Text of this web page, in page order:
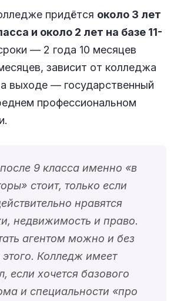
придётся около 3 лет
и около 2 лет на базе 11-
— 2 года 10 месяцев
зависит от колледжа
выходе — государственный
профессиональном
9 класса именно «в
» стоит, только если
нравятся
недвижимость и право.
агентом можно и без
этого. Колледж имеет
если хочется базового
и специальности «про